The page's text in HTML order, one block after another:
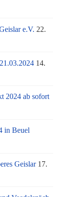
e.V. 22.
14.
2024 ab sofort
in Beuel
Geislar 17.